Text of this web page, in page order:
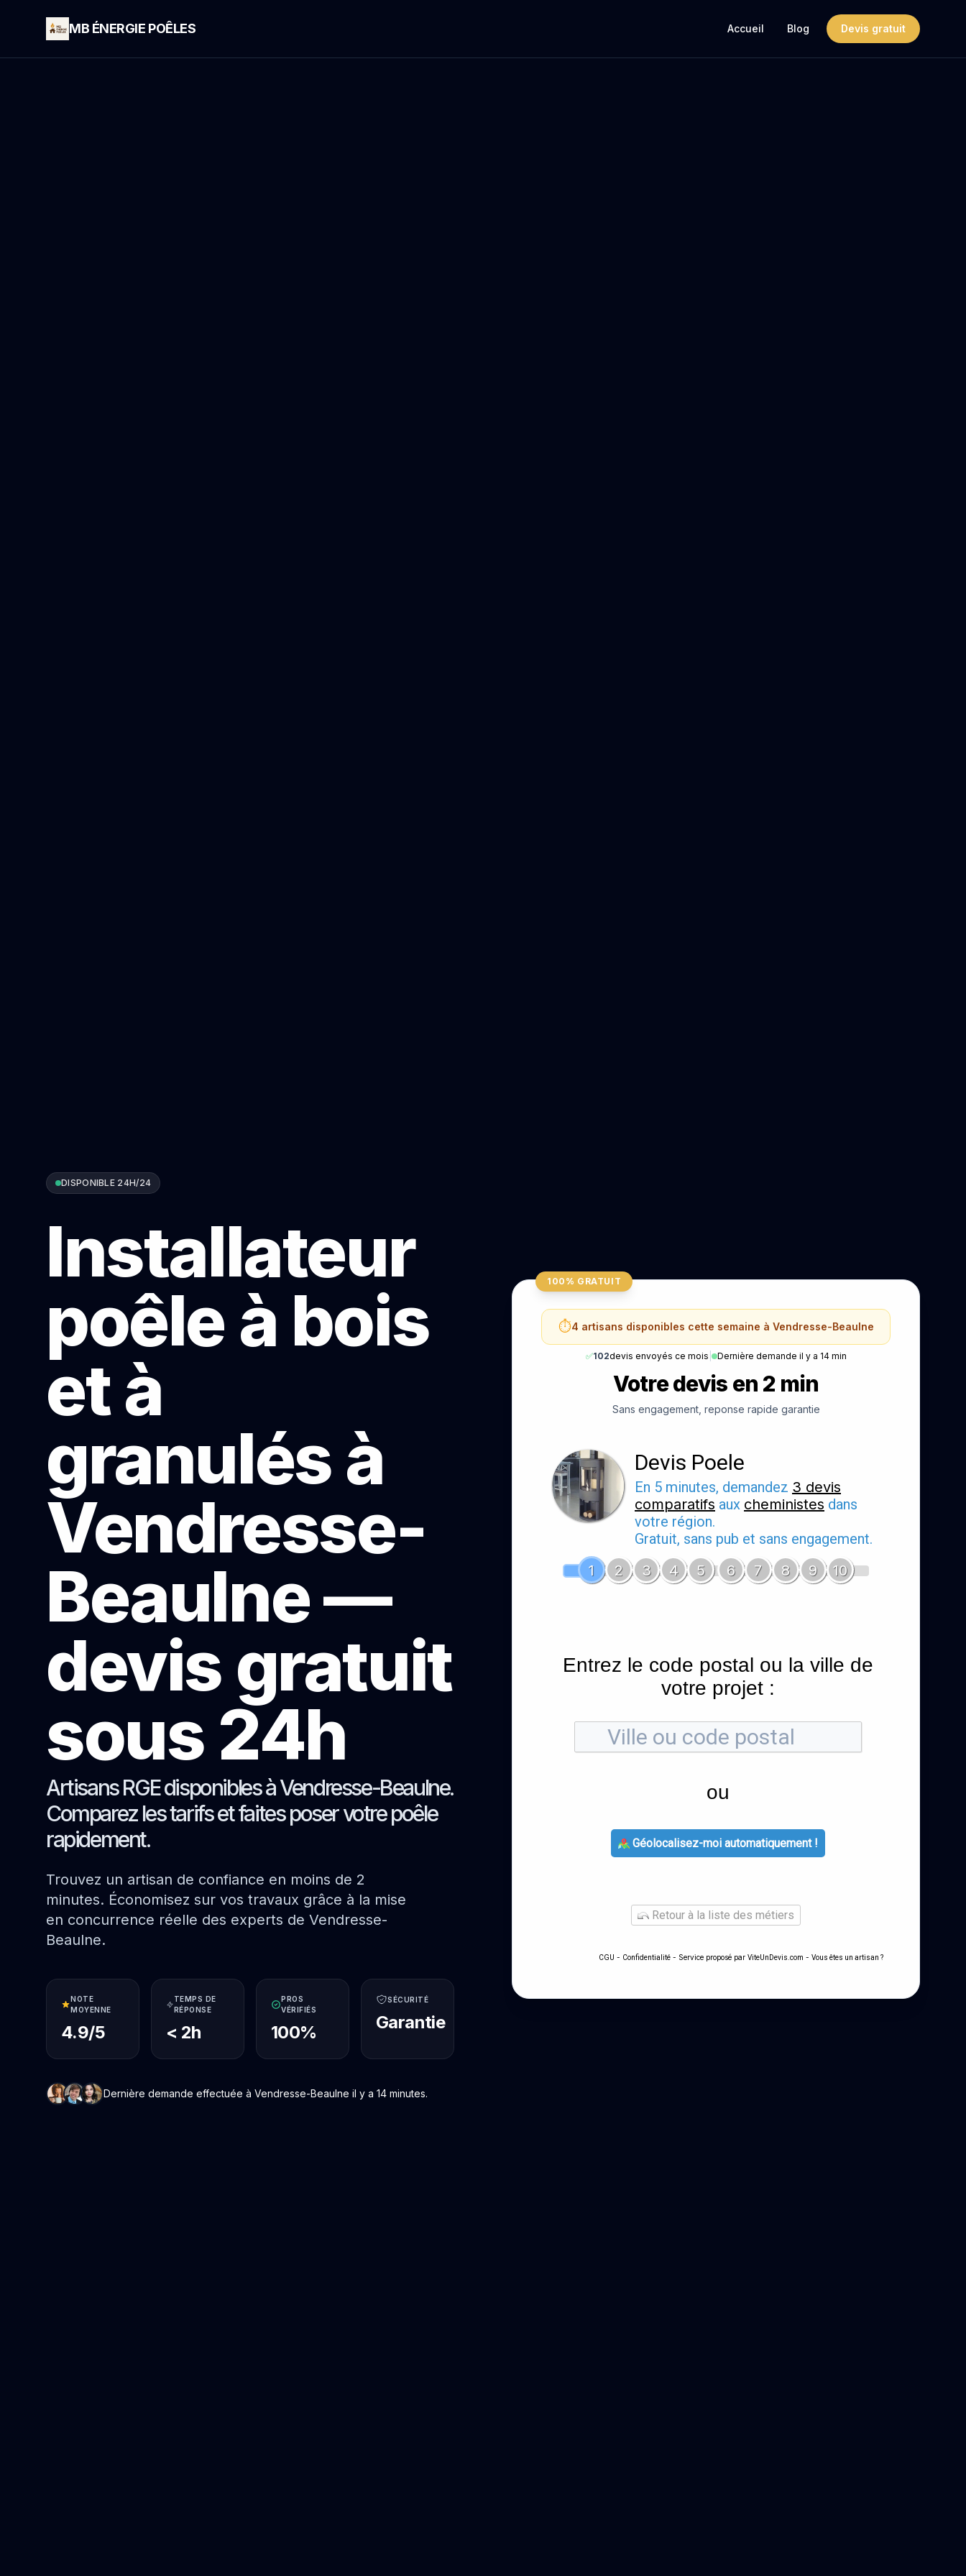
MB ÉNERGIE POÊLES Accueil Blog Devis gratuit
DISPONIBLE 24H/24
Installateur
poêle à bois
et à
granulés à
Vendresse-
Beaulne —
devis gratuit
sous 24h
Artisans RGE disponibles à Vendresse-Beaulne.
Comparez les tarifs et faites poser votre poêle
rapidement.
Trouvez un artisan de confiance en moins de 2
minutes. Économisez sur vos travaux grâce à la mise
en concurrence réelle des experts de Vendresse-
Beaulne.
NOTE
MOYENNE
4.9/5
TEMPS DE
RÉPONSE
< 2h
PROS
VÉRIFIÉS
100%
SÉCURITÉ
Garantie
Dernière demande effectuée à Vendresse-Beaulne il y a 14 minutes.
100% GRATUIT
⏱️4 artisans disponibles cette semaine à Vendresse-Beaulne
✅102devis envoyés ce mois Dernière demande il y a 14 min
Votre devis en 2 min
Sans engagement, reponse rapide garantie
Devis Poele
En 5 minutes, demandez 3 devis
comparatifs aux cheministes dans
votre région.
Gratuit, sans pub et sans engagement.
1
2 3 4 5 6 7 8 9 10
Entrez le code postal ou la ville de
votre projet :
ou
Géolocalisez-moi automatiquement !
Retour à la liste des métiers
CGU - Confidentialité - Service proposé par ViteUnDevis.com - Vous êtes un artisan ?